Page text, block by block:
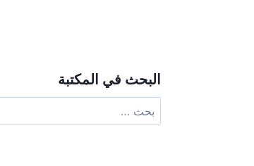
البحث في المكتبة
عن: